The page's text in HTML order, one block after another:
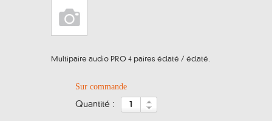
Multipaire audio PRO 4 paires éclaté / éclaté.
Sur commande
quantité :